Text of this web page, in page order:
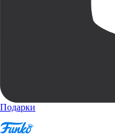
Подарки